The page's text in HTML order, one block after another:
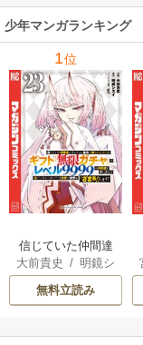
少年マンガランキング
1位
信じていた仲間達
にダンジョン奥地
で殺されかけたが
ギフト『無限ガチ
の仲間達を手に入
大前貴史 / 明鏡シ
スイ
/tef
無料立読み